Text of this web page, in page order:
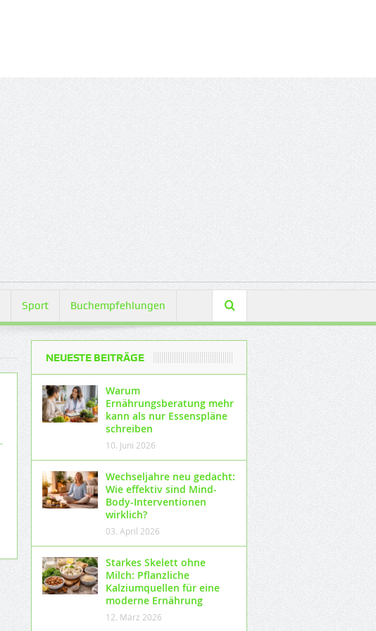
Sport Buchempfehlungen
NEUESTE BEITRÄGE
Warum
Ernährungsberatung mehr
kann als nur Essenspläne
schreiben
10. Juni 2026
Wechseljahre neu gedacht:
Wie effektiv sind Mind-
Body-Interventionen
wirklich?
03. April 2026
Starkes Skelett ohne
Milch: Pflanzliche
Kalziumquellen für eine
moderne Ernährung
12. März 2026